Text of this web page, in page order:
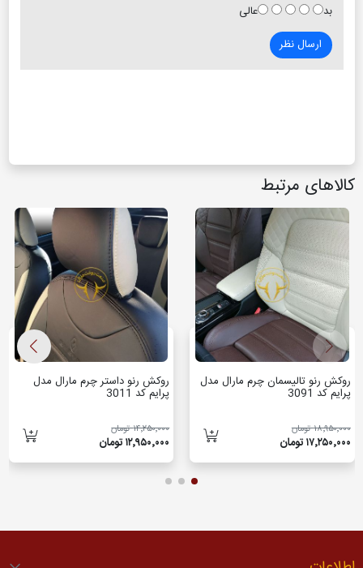
بد
عالی
ارسال نظر
کالاهای مرتبط
روکش رنو تالیسمان چرم مارال مدل
پرایم کد 3091
۱۸٬۹۵۰٬۰۰۰ تومان
۱۷٬۲۵۰٬۰۰۰ تومان
روکش رنو داستر چرم مارال مدل
پرایم کد 3011
۱۴٬۲۵۰٬۰۰۰ تومان
۱۲٬۹۵۰٬۰۰۰ تومان